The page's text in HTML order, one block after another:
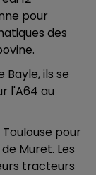
pour
des
Bayle, ils se
l'A64 au
pour
Muret. Les
tracteurs